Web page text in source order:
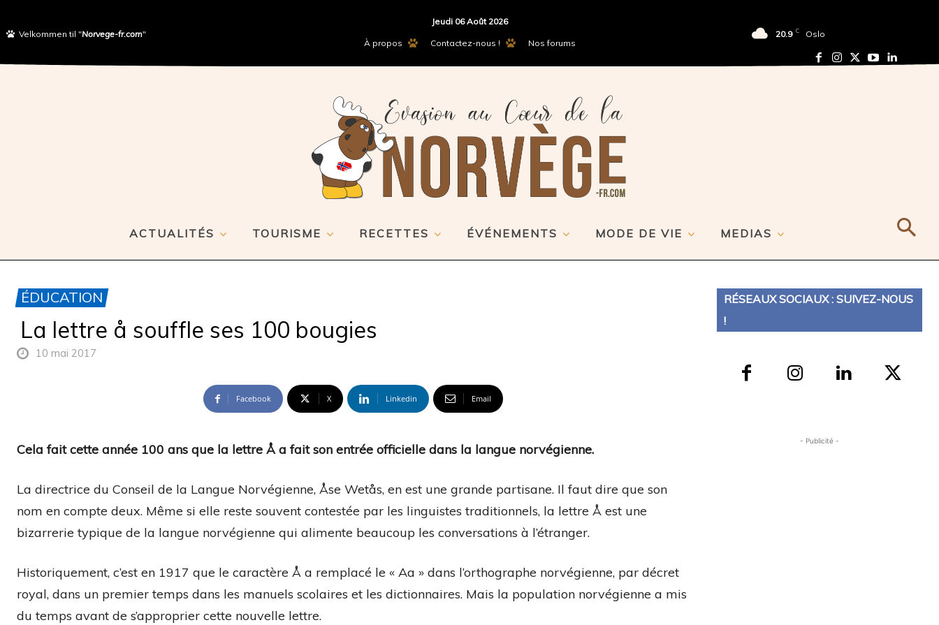
Velkommen til "Norvege-fr.com"
Jeudi 06 Août 2026
À propos Contactez-nous ! Nos forums
20.9 C Oslo
ACTUALITÉS TOURISME RECETTES ÉVÉNEMENTS MODE DE VIE MEDIAS
ÉDUCATION
La lettre å souffle ses 100 bougies
10 mai 2017
Facebook X Linkedin Email
Cela fait cette année 100 ans que la lettre Å a fait son entrée officielle dans la langue norvégienne.
La directrice du Conseil de la Langue Norvégienne, Åse Wetås, en est une grande partisane. Il faut dire que son
nom en compte deux. Même si elle reste souvent contestée par les linguistes traditionnels, la lettre Å est une
bizarrerie typique de la langue norvégienne qui alimente beaucoup les conversations à l’étranger.
Historiquement, c’est en 1917 que le caractère Å a remplacé le « Aa » dans l’orthographe norvégienne, par décret
royal, dans un premier temps dans les manuels scolaires et les dictionnaires. Mais la population norvégienne a mis
du temps avant de s’approprier cette nouvelle lettre.
RÉSEAUX SOCIAUX : SUIVEZ-NOUS
!
- Publicité -